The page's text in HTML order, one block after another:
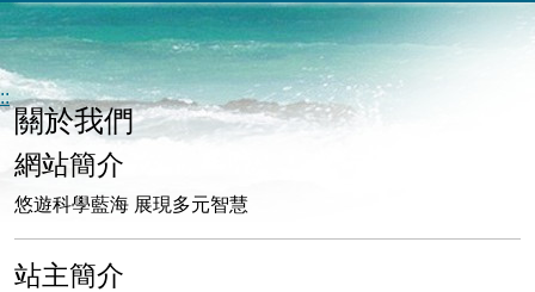
關於我們
網站簡介
悠遊科學藍海 展現多元智慧
站主簡介